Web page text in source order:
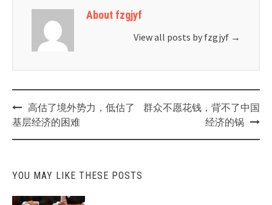
About fzgjyf
View all posts by fzgjyf →
Post
navigation
高估了境外势力，低估了
基层经济的困难
群众不愿花钱，背不了中国
经济的锅
YOU MAY LIKE THESE POSTS